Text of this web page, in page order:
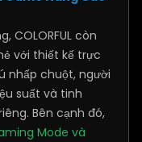
COLORFUL còn
với thiết kế trực
nhấp chuột, người
suất và tinh
Bên cạnh đó,
Mode và